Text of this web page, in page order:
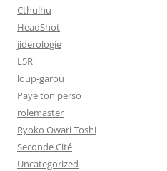
Cthulhu
HeadShot
jiderologie
L5R
loup-garou
Paye ton perso
rolemaster
Ryoko Owari Toshi
Seconde Cité
Uncategorized